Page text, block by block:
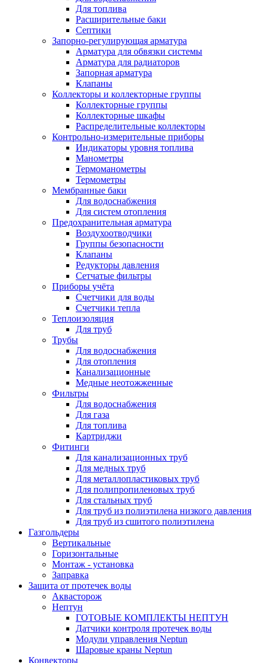
Для топлива
Расширительные баки
Септики
Запорно-регулирующая арматура
Арматура для обвязки системы
Арматура для радиаторов
Запорная арматура
Клапаны
Коллекторы и коллекторные группы
Коллекторные группы
Коллекторные шкафы
Распределительные коллекторы
Контрольно-измерительные приборы
Индикаторы уровня топлива
Манометры
Термоманометры
Термометры
Мембранные баки
Для водоснабжения
Для систем отопления
Предохранительная арматура
Воздухоотводчики
Группы безопасности
Клапаны
Редукторы давления
Сетчатые фильтры
Приборы учёта
Счетчики для воды
Счетчики тепла
Теплоизоляция
Для труб
Трубы
Для водоснабжения
Для отопления
Канализационные
Медные неотожженные
Фильтры
Для водоснабжения
Для газа
Для топлива
Картриджи
Фитинги
Для канализационных труб
Для медных труб
Для металлопластиковых труб
Для полипропиленовых труб
Для стальных труб
Для труб из полиэтилена низкого давления
Для труб из сшитого полиэтилена
Газгольдеры
Вертикальные
Горизонтальные
Монтаж - установка
Заправка
Защита от протечек воды
Аквасторож
Нептун
ГОТОВЫЕ КОМПЛЕКТЫ НЕПТУН
Датчики контроля протечек воды
Модули управления Neptun
Шаровые краны Neptun
Конвекторы